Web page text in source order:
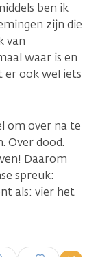
ben ik
zijn die
van
waar is en
er ook wel iets
om over na te
Over dood.
Daarom
spreuk:
als: vier het
reactie te